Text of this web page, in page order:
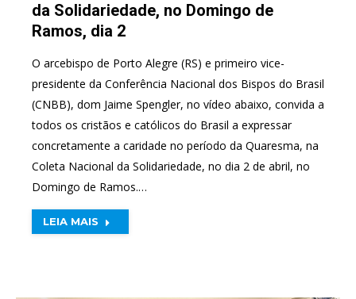
da Solidariedade, no Domingo de
Ramos, dia 2
O arcebispo de Porto Alegre (RS) e primeiro vice-
presidente da Conferência Nacional dos Bispos do Brasil
(CNBB), dom Jaime Spengler, no vídeo abaixo, convida a
todos os cristãos e católicos do Brasil a expressar
concretamente a caridade no período da Quaresma, na
Coleta Nacional da Solidariedade, no dia 2 de abril, no
Domingo de Ramos.…
LEIA MAIS